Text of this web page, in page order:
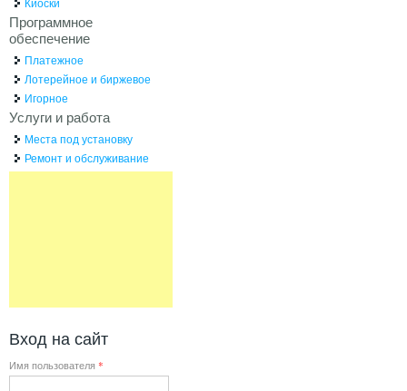
Программное
обеспечение
Платежное
Лотерейное и биржевое
Игорное
Услуги и работа
Места под установку
Ремонт и обслуживание
Вход на сайт
Имя пользователя *